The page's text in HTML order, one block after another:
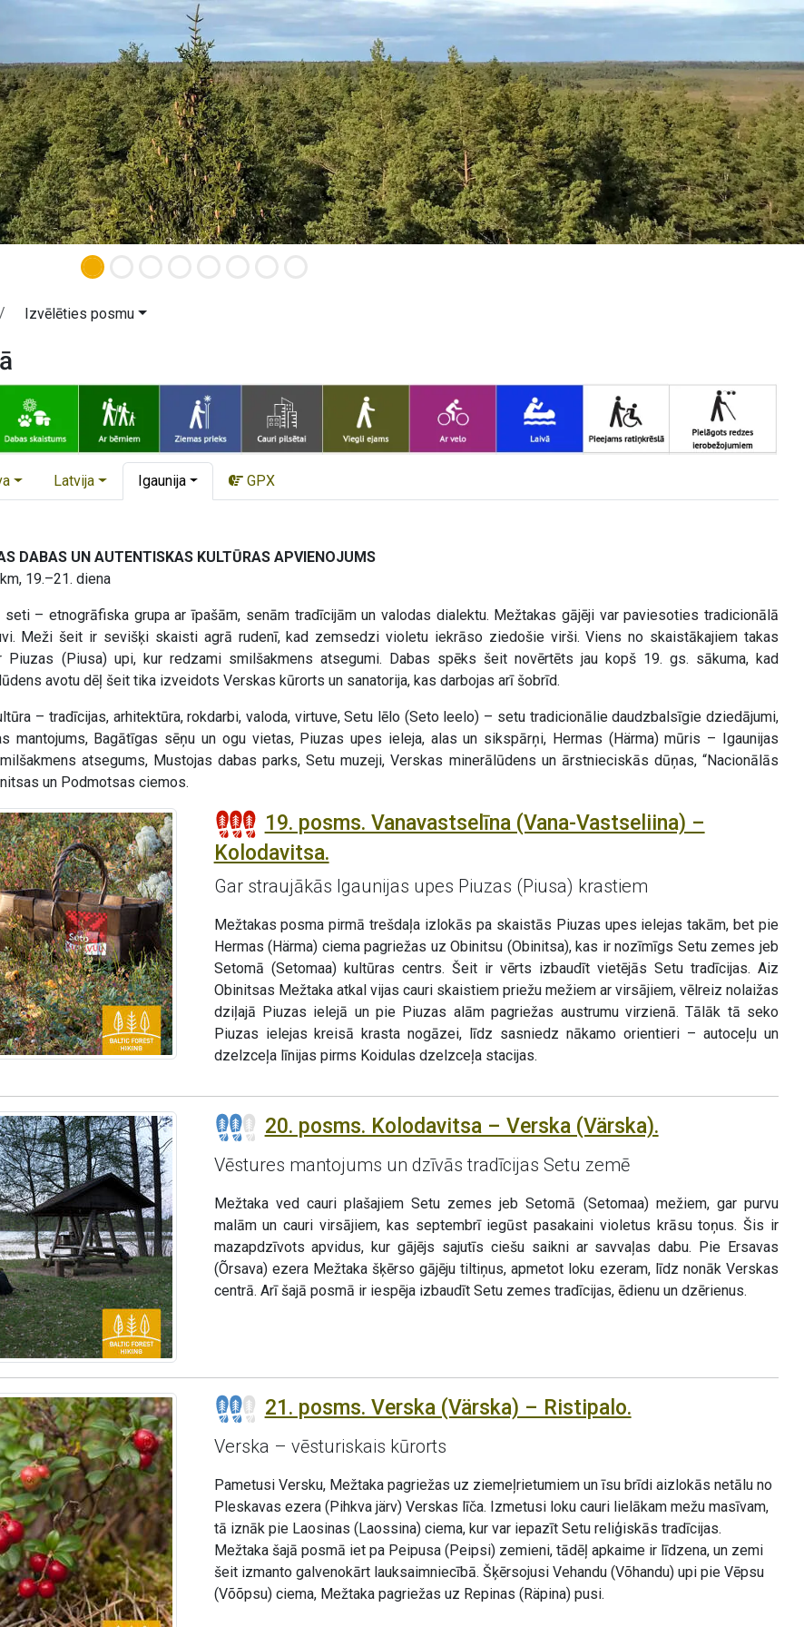
Izvēlēties posmu
Latvija Igaunija GPX
DABAS UN AUTENTISKAS KULTŪRAS APVIENOJUMS
19.–21. diena
– etnogrāfiska grupa ar īpašām, senām tradīcijām un valodas dialektu. Mežtakas gājēji var paviesoties tradicionālā
Meži šeit ir sevišķi skaisti agrā rudenī, kad zemsedzi violetu iekrāso ziedošie virši. Viens no skaistākajiem takas
(Piusa) upi, kur redzami smilšakmens atsegumi. Dabas spēks šeit novērtēts jau kopš 19. gs. sākuma, kad
avotu dēļ šeit tika izveidots Verskas kūrorts un sanatorija, kas darbojas arī šobrīd.
– tradīcijas, arhitektūra, rokdarbi, valoda, virtuve, Setu lēlo (Seto leelo) – setu tradicionālie daudzbalsīgie dziedājumi,
mantojums, Bagātīgas sēņu un ogu vietas, Piuzas upes ieleja, alas un sikspārņi, Hermas (Härma) mūris – Igaunijas
atsegums, Mustojas dabas parks, Setu muzeji, Verskas minerālūdens un ārstnieciskās dūņas, “Nacionālās
un Podmotsas ciemos.
19. posms. Vanavastselīna (Vana-Vastseliina) –
Kolodavitsa.
Gar straujākās Igaunijas upes Piuzas (Piusa) krastiem
Mežtakas posma pirmā trešdaļa izlokās pa skaistās Piuzas upes ielejas takām, bet pie
Hermas (Härma) ciema pagriežas uz Obinitsu (Obinitsa), kas ir nozīmīgs Setu zemes jeb
Setomā (Setomaa) kultūras centrs. Šeit ir vērts izbaudīt vietējās Setu tradīcijas. Aiz
Obinitsas Mežtaka atkal vijas cauri skaistiem priežu mežiem ar virsājiem, vēlreiz nolaižas
dziļajā Piuzas ielejā un pie Piuzas alām pagriežas austrumu virzienā. Tālāk tā seko
Piuzas ielejas kreisā krasta nogāzei, līdz sasniedz nākamo orientieri – autoceļu un
dzelzceļa līnijas pirms Koidulas dzelzceļa stacijas.
20. posms. Kolodavitsa – Verska (Värska).
Vēstures mantojums un dzīvās tradīcijas Setu zemē
Mežtaka ved cauri plašajiem Setu zemes jeb Setomā (Setomaa) mežiem, gar purvu
malām un cauri virsājiem, kas septembrī iegūst pasakaini violetus krāsu toņus. Šis ir
mazapdzīvots apvidus, kur gājējs sajutīs ciešu saikni ar savvaļas dabu. Pie Ersavas
(Õrsava) ezera Mežtaka šķērso gājēju tiltiņus, apmetot loku ezeram, līdz nonāk Verskas
centrā. Arī šajā posmā ir iespēja izbaudīt Setu zemes tradīcijas, ēdienu un dzērienus.
21. posms. Verska (Värska) – Ristipalo.
Verska – vēsturiskais kūrorts
Pametusi Versku, Mežtaka pagriežas uz ziemeļrietumiem un īsu brīdi aizlokās netālu no
Pleskavas ezera (Pihkva järv) Verskas līča. Izmetusi loku cauri lielākam mežu masīvam,
tā iznāk pie Laosinas (Laossina) ciema, kur var iepazīt Setu reliģiskās tradīcijas.
Mežtaka šajā posmā iet pa Peipusa (Peipsi) zemieni, tādēļ apkaime ir līdzena, un zemi
šeit izmanto galvenokārt lauksaimniecībā. Šķērsojusi Vehandu (Võhandu) upi pie Vēpsu
(Võõpsu) ciema, Mežtaka pagriežas uz Repinas (Räpina) pusi.